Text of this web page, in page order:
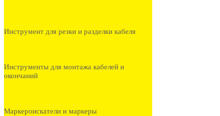
Инструмент для резки и разделки кабеля
Инструменты для монтажа кабелей и
окончаний
Маркероискатели и маркеры